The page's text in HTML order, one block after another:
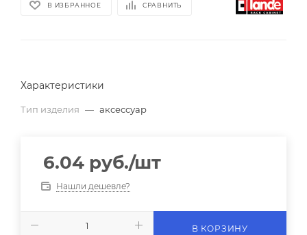
В ИЗБРАННОЕ СРАВНИТЬ
Характеристики
Тип изделия — аксессуар
6.04 руб./шт
Нашли дешевле?
В КОРЗИНУ